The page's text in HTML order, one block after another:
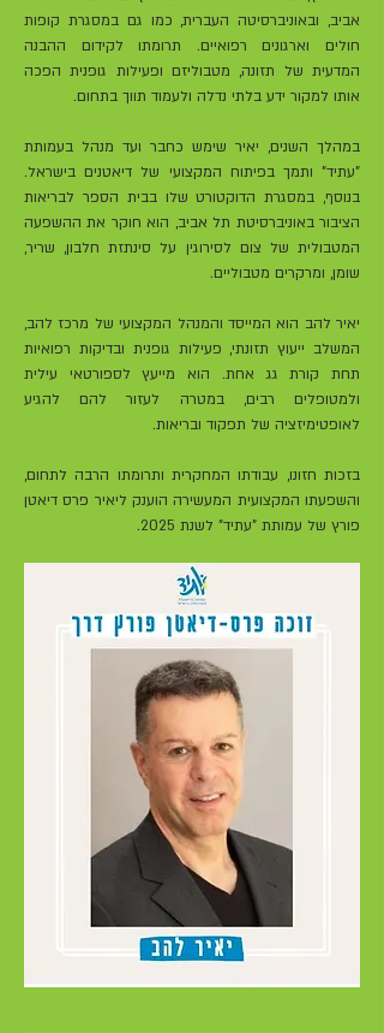
אביב, ובאוניברסיטה העברית, כמו גם במסגרת קופות
חולים וארגונים רפואיים. תרומתו לקידום ההבנה
המדעית של תזונה, מטבוליזם ופעילות גופנית הפכה
אותו למקור ידע בלתי נדלה ולעמוד תווך בתחום.
במהלך השנים, יאיר שימש כחבר ועד מנהל בעמותת
"עתיד" ותמך בפיתוח המקצועי של דיאטנים בישראל.
בנוסף, במסגרת הדוקטורט שלו בבית הספר לבריאות
הציבור באוניברסיטת תל אביב, הוא חוקר את ההשפעה
המטבולית של צום לסירוגין על סינתזת חלבון, שריר,
שומן, ומרקרים מטבוליים.
יאיר להב הוא המייסד והמנהל המקצועי של מרכז להב,
המשלב ייעוץ תזונתי, פעילות גופנית ובדיקות רפואיות
תחת קורת גג אחת. הוא מייעץ לספורטאי עילית
ולמטופלים רבים, במטרה לעזור להם להגיע
לאופטימיזציה של תפקוד ובריאות.
בזכות חזונו, עבודתו המחקרית ותרומתו הרבה לתחום,
והשפעתו המקצועית המעשירה הוענק ליאיר פרס דיאטן
פורץ של עמותת "עתיד" לשנת 2025.